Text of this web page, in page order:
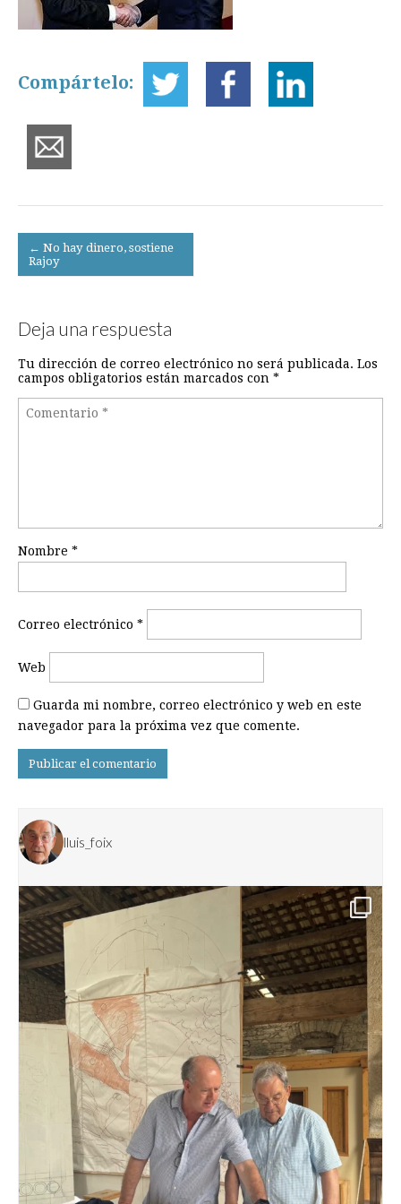
Compártelo:
Post
navigation
← No hay dinero, sostiene
Rajoy
Deja una respuesta
Tu dirección de correo electrónico no será publicada. Los
campos obligatorios están marcados con *
Nombre *
Correo electrónico *
Web
Guarda mi nombre, correo electrónico y web en este
navegador para la próxima vez que comente.
lluis_foix